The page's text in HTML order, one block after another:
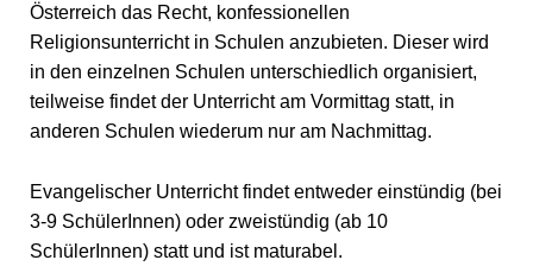
Österreich das Recht, konfessionellen
Religionsunterricht in Schulen anzubieten. Dieser wird
in den einzelnen Schulen unterschiedlich organisiert,
teilweise findet der Unterricht am Vormittag statt, in
anderen Schulen wiederum nur am Nachmittag.
Evangelischer Unterricht findet entweder einstündig (bei
3-9 SchülerInnen) oder zweistündig (ab 10
SchülerInnen) statt und ist maturabel.